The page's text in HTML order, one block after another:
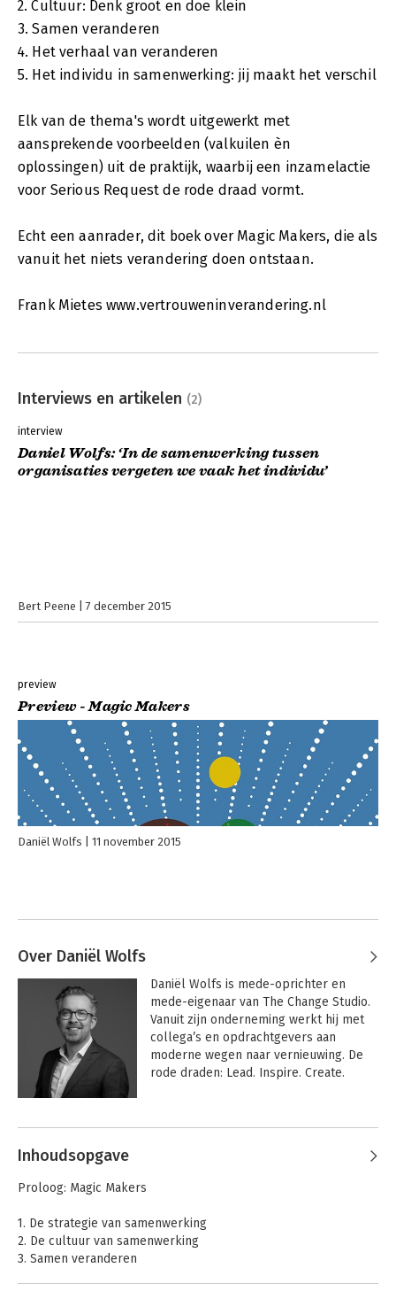
2. Cultuur: Denk groot en doe klein
3. Samen veranderen
4. Het verhaal van veranderen
5. Het individu in samenwerking: jij maakt het verschil
Elk van de thema's wordt uitgewerkt met
aansprekende voorbeelden (valkuilen èn
oplossingen) uit de praktijk, waarbij een inzamelactie
voor Serious Request de rode draad vormt.
Echt een aanrader, dit boek over Magic Makers, die als
vanuit het niets verandering doen ontstaan.
Frank Mietes www.vertrouweninverandering.nl
Interviews en artikelen (2)
interview
Daniel Wolfs: ‘In de samenwerking tussen
organisaties vergeten we vaak het individu’
Bert Peene 7 december 2015
preview
Preview - Magic Makers
Daniël Wolfs 11 november 2015
Over Daniël Wolfs
Daniël Wolfs is mede-oprichter en
mede-eigenaar van The Change Studio.
Vanuit zijn onderneming werkt hij met
collega’s en opdrachtgevers aan
moderne wegen naar vernieuwing. De
rode draden: Lead. Inspire. Create.
veelvuldig over
adviespraktijk bundelt hij de krachten
van mensen die memorabele resultaten
willen behalen. Hij helpt organisaties
veranderen, verandering op dagelijkse
Andere boeken door Daniël Wolfs
Inhoudsopgave
Proloog: Magic Makers
1. De strategie van samenwerking
2. De cultuur van samenwerking
3. Samen veranderen